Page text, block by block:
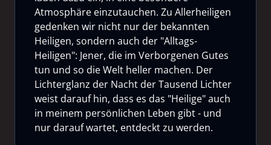
Atmosphäre einzutauchen. Zu Allerheiligen
gedenken wir nicht nur der bekannten
Heiligen, sondern auch der "Alltags-
Heiligen": Jener, die im Verborgenen Gutes
tun und so die Welt heller machen. Der
Lichterglanz der Nacht der Tausend Lichter
weist darauf hin, dass es das "Heilige" auch
in meinem persönlichen Leben gibt - und
nur darauf wartet, entdeckt zu werden.